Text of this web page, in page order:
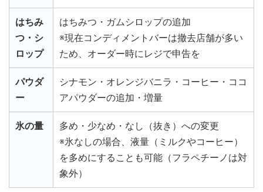
はちみ
つ・シ
ロップ
はちみつ・ガムシロップの追加
※現在コンディメントバーは撤去店舗が多い
ため、オーダー時にレジで申告を
パウダ
ー
シナモン・オレンジバニラ・コーヒー・ココ
アパウダーの追加・増量
氷の量
多め・少なめ・なし（抜き）への変更
※氷なしの場合、液量（ミルクやコーヒー）
を多めにすることも可能（フラペチーノは対
象外）